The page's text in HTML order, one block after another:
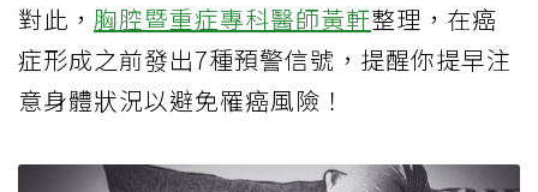
對此， 胸腔暨重症專科醫師黃軒整理，在癌
症形成之前發出7種預警信號，提醒你提早注
意身體狀況以避免罹癌風險！